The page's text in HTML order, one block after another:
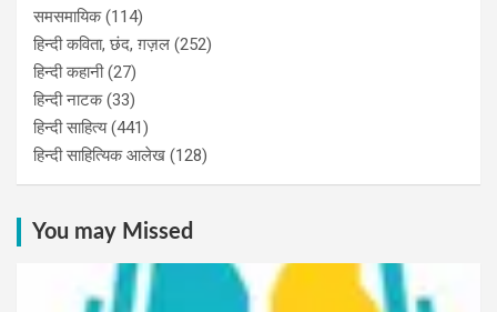
समसमायिक(114)
हिन्दी कविता, छंद, ग़ज़ल (252)
हिन्दी कहानी(27)
हिन्‍दी नाटक(33)
हिन्दी साहित्य(441)
हिन्दी साहित्यिक आलेख (128)
You may Missed